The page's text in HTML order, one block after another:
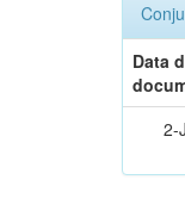
Data
2-